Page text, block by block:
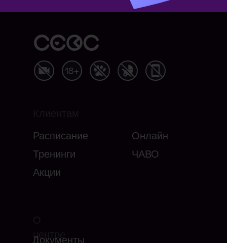
Расписание
Онлайн
Тренинги
ЧАВО
Акции
центре
Документы